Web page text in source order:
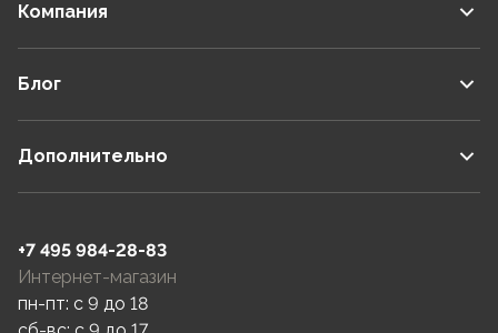
Компания
Блог
Дополнительно
+7 495 984-28-83
Интернет-магазин
пн-пт: c 9 до 18